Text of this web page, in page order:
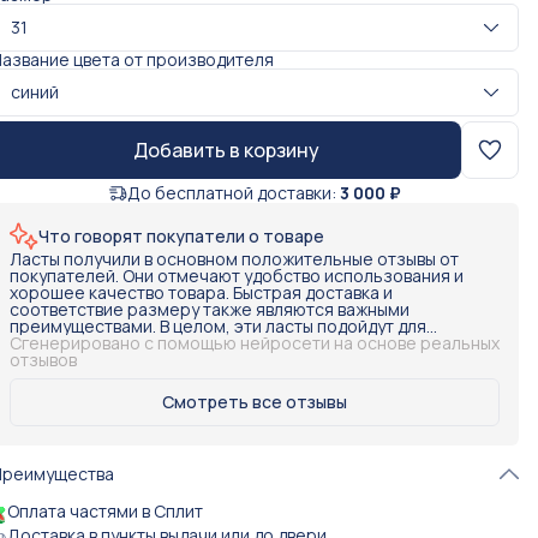
31
цвета от производителя
синий
Добавить в корзину
До бесплатной доставки: 3 000 ₽
Что говорят покупатели о товаре
Ласты получили в основном положительные отзывы от
покупателей. Они отмечают удобство использования и
хорошее качество товара. Быстрая доставка и
соответствие размеру также являются важными
преимуществами. В целом, эти ласты подойдут для
использования в бассейне или в других видах активности,
связанных с плаванием.
Сгенерировано с помощью нейросети на основе реальных
отзывов
Смотреть все отзывы
Оплата частями в Сплит